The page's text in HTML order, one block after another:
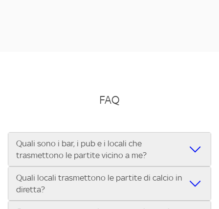
FAQ
Quali sono i bar, i pub e i locali che
trasmettono le partite vicino a me?
Se cerchi un bar, pub, ristorante o locale vicino a te per
vedere le partite di Serie A ENILIVE, la Serie C Sky Wifi, la
UEFA Champions League, la UEFA Europa League, la UEFA
Quali locali trasmettono le partite di calcio in
diretta?